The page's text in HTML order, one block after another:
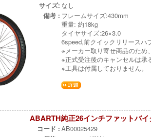
サイズ: なし
備考 : フレームサイズ:430mm
重量: 約18kg
タイヤサイズ:26×3.0
6speed,前クイックリリースハ
※メーカー取り寄せ商品のため
※正式受注後のキャンセルは承
※工具は付属しておりません。
ABARTH純正26インチファットバイ
コード : AB00025429